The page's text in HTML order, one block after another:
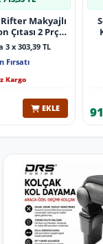
Makyajlı
Çıtası 2 Prç
Kalite
3 x 303,39 TL
Fırsatı
Kargo
EKLE